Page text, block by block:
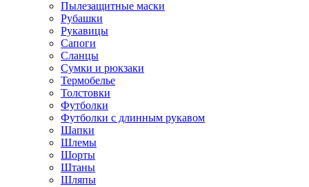
Пылезащитные маски
Рубашки
Рукавицы
Сапоги
Сланцы
Сумки и рюкзаки
Термобелье
Толстовки
Футболки
Футболки с длинным рукавом
Шапки
Шлемы
Шорты
Штаны
Шляпы